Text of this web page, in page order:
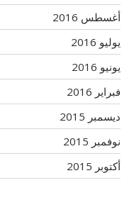
أغسطس 2016
يوليو 2016
يونيو 2016
فبراير 2016
ديسمبر 2015
نوفمبر 2015
أكتوبر 2015